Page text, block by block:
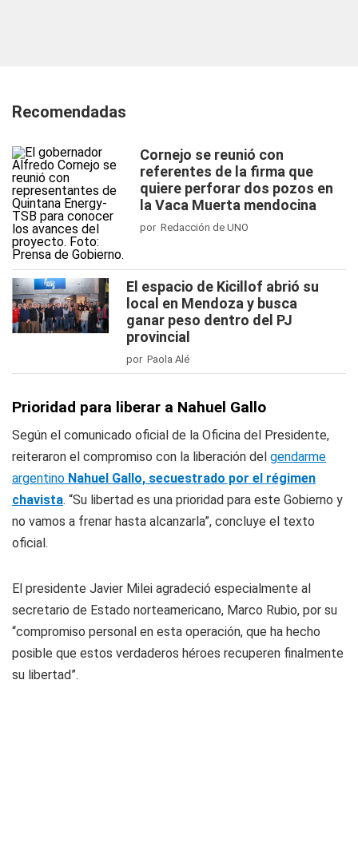
Recomendadas
Cornejo se reunió con
referentes de la firma que
quiere perforar dos pozos en
la Vaca Muerta mendocina
por Redacción de UNO
El espacio de Kicillof abrió su
local en Mendoza y busca
ganar peso dentro del PJ
provincial
por Paola Alé
Prioridad para liberar a Nahuel Gallo
Según el comunicado oficial de la Oficina del Presidente,
reiteraron el compromiso con la liberación del gendarme
argentino Nahuel Gallo, secuestrado por el régimen
chavista. “Su libertad es una prioridad para este Gobierno y
no vamos a frenar hasta alcanzarla”, concluye el texto
oficial.
El presidente Javier Milei agradeció especialmente al
secretario de Estado norteamericano, Marco Rubio, por su
“compromiso personal en esta operación, que ha hecho
posible que estos verdaderos héroes recuperen finalmente
su libertad”.